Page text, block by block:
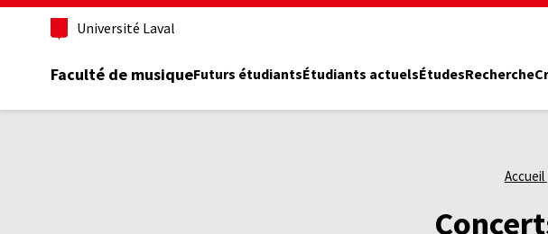
Aller
principal
Université Laval
Faculté de musiqueFuturs étudiantsÉtudiants actuelsÉtudesRecherche
Accueil